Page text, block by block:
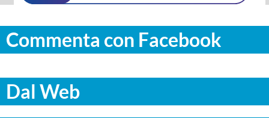
Commenta con Facebook
Dal Web